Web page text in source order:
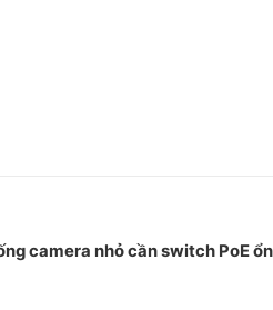
camera nhỏ cần switch PoE